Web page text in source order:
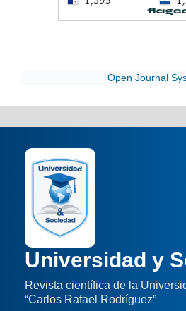
Open Journal
Universidad y
Revista científica de la
“Carlos Rafael Rodríguez”